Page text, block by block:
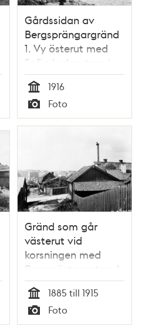
Gårdssidan av
Bergsprängargränd
1. Vy österut med
Sofia kyrkas torn i
fonden. Nu kv.
Flintan
Tid
1916
Typ
Foto
Gränd som går
västerut vid
korsningen med
Borgmästargatan. I
gränden ligger
södra sidan av
Bergsprängargränd
6
Tid
1885 till 1915
Typ
Foto